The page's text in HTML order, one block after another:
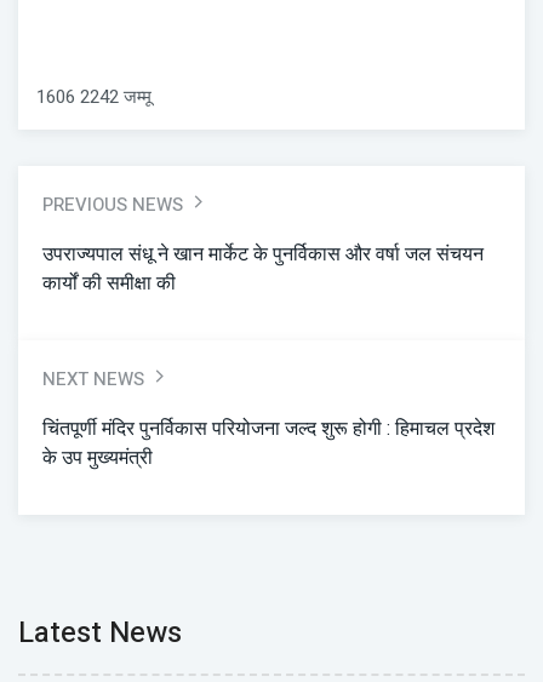
1606 2242 जम्मू
PREVIOUS NEWS
उपराज्यपाल संधू ने खान मार्केट के पुनर्विकास और वर्षा जल संचयन
कार्यों की समीक्षा की
NEXT NEWS
चिंतपूर्णी मंदिर पुनर्विकास परियोजना जल्द शुरू होगी : हिमाचल प्रदेश
के उप मुख्यमंत्री
Latest News